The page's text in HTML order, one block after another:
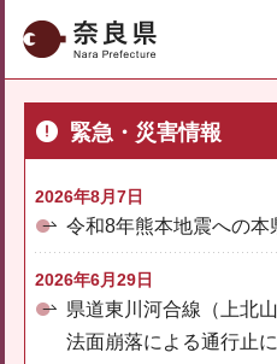
奈良県
緊急・災害情報
2026年8月7日
令和8年熊本地震への本
2026年6月29日
県道東川河合線（上北
法面崩落による通行止